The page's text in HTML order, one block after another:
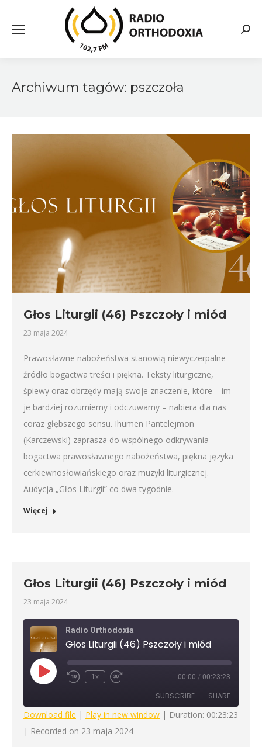
Archiwum tagów: pszczoła
Głos Liturgii (46) Pszczoły i miód
23 maja 2024
Prawosławne nabożeństwa stanowią niewyczerpalne
źródło bogactwa treści i piękna. Teksty liturgiczne,
śpiewy oraz obrzędy mają swoje znaczenie, które – im
je bardziej rozumiemy i odczuwamy – nabiera dla nas
coraz głębszego sensu. Ihumen Pantelejmon
(Karczewski) zaprasza do wspólnego odkrywania
bogactwa prawosławnego nabożeństwa, piękna języka
cerkiewnosłowiańskiego oraz muzyki liturgicznej.
Audycja „Głos Liturgii” co dwa tygodnie.
Więcej
Głos Liturgii (46) Pszczoły i miód
23 maja 2024
Radio Orthodoxia
Głos Liturgii (46) Pszczoły i miód
Play
EpisodeRewind
1x
Fast
seconds
00:00 / 00:23:23
SUBSCRIBE SHARE
SHARE
Download file | Play in new window | Duration: 00:23:23
| Recorded on 23 maja 2024